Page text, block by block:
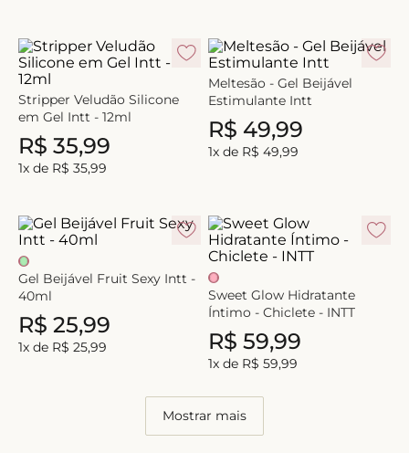
Stripper Veludão Silicone
em Gel Intt - 12ml
R$ 35,99
1x de R$ 35,99
Meltesão - Gel Beijável
Estimulante Intt
R$ 49,99
1x de R$ 49,99
Gel Beijável Fruit Sexy Intt -
40ml
R$ 25,99
1x de R$ 25,99
Sweet Glow Hidratante
Íntimo - Chiclete - INTT
R$ 59,99
1x de R$ 59,99
Mostrar mais